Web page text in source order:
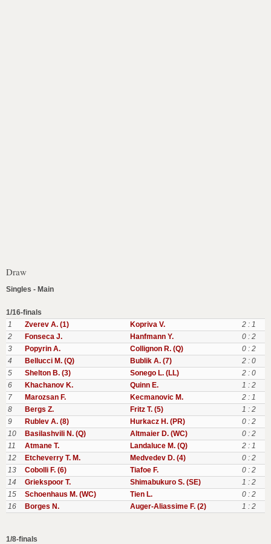
Draw
Singles - Main
1/16-finals
1
Zverev A. (1) Kopriva V.
2 : 1
2
Fonseca J. Hanfmann Y.
0 : 2
3
Popyrin A. Collignon R. (Q)
0 : 2
4
Bellucci M. (Q) Bublik A. (7)
2 : 0
5
Shelton B. (3) Sonego L. (LL)
2 : 0
6
Khachanov K. Quinn E.
1 : 2
7
Marozsan F. Kecmanovic M.
2 : 1
8
Bergs Z. Fritz T. (5)
1 : 2
9
Rublev A. (8) Hurkacz H. (PR)
0 : 2
10
Basilashvili N. (Q) Altmaier D. (WC)
0 : 2
11
Atmane T. Landaluce M. (Q)
2 : 1
12
Etcheverry T. M. Medvedev D. (4)
0 : 2
13
Cobolli F. (6) Tiafoe F.
0 : 2
14
Griekspoor T. Shimabukuro S. (SE)
1 : 2
15
Schoenhaus M. (WC) Tien L.
0 : 2
16
Borges N. Auger-Aliassime F. (2) 1 : 2
1/8-finals